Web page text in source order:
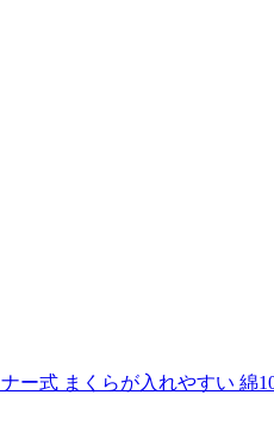
ー式 まくらが入れやすい 綿